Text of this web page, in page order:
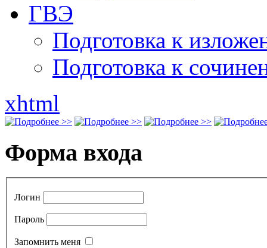
ГВЭ
Подготовка к
Подготовка к
xhtml
Форма входа
Логин
Пароль
Запомнить меня